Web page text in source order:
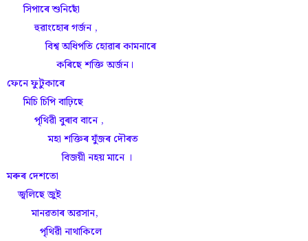
সিপাৰে শুনিছোঁ
হুৱাংহোৰ গৰ্জন ,
বিশ্ব অধিপতি হোৱাৰ কামনাৰে
কৰিছে শক্তি অৰ্জন।
ফেনে ফুটুকাৰে
মিচি চিপি বাঢ়িছে
পৃথিৱী বুৰাব বানে ,
মহা শক্তিৰ যুঁজৰ দৌৰত
বিজয়ী নহয় মানে ।
মৰুৰ দেশতো
জ্বলিছে জুই
মানৱতাৰ অৱসান,
পৃথিৱী নাথাকিলে